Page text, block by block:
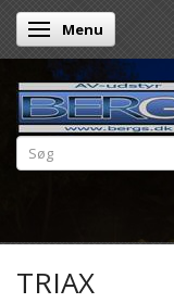
Skifte navigation
Menu
TRIAX